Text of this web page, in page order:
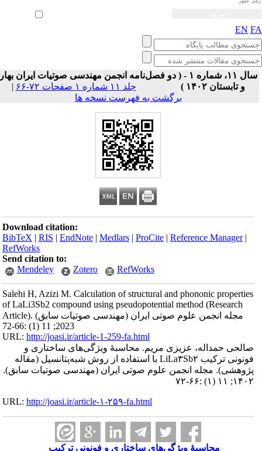
ورود خودکار
EN
سال ۱۱، شماره ۱ - ( دو فصل‌نامه انجمن مهندسی صوتیات ايران بهار
و تابستان ۱۴۰۲ )
جلد ۱۱ شماره ۱ صفحات ۷۲-۶۶
|
برگشت به فهرست نسخه ها
Download citation:
BibTeX |RIS |EndNote |Medlars |ProCite |Reference Manager
RefWorks
Send citation to:
Mendeley
Zotero RefWorks
Salehi H, Azizi M. Calculation of structural and phononic properties
of LaLi3Sb2 compound using pseudopotential method (Research
Article). مجله انجمن علوم صوتی ایران (مهندسی صوتیات سابق)
2023; 11 (1) :66-72
URL:http://joasi.ir/article-1-259-fa.html
صالحی حمداله، عزیزی مریم. محاسبۀ ویژگی‌های ساختاری و
فونونی ترکیب LiLa۳Sb۲ با استفاده از روش شبه‌پتانسیل (مقاله
پژوهشی). مجله انجمن علوم صوتی ایران (مهندسی صوتیات سابق).
۱۴۰۲; ۱۱ (۱) :۶۶-۷۲
URL:http://joasi.ir/article-۱-۲۵۹-fa.html
محاسبۀ ویژگی‌های ساختاری و فونونی ترکیب